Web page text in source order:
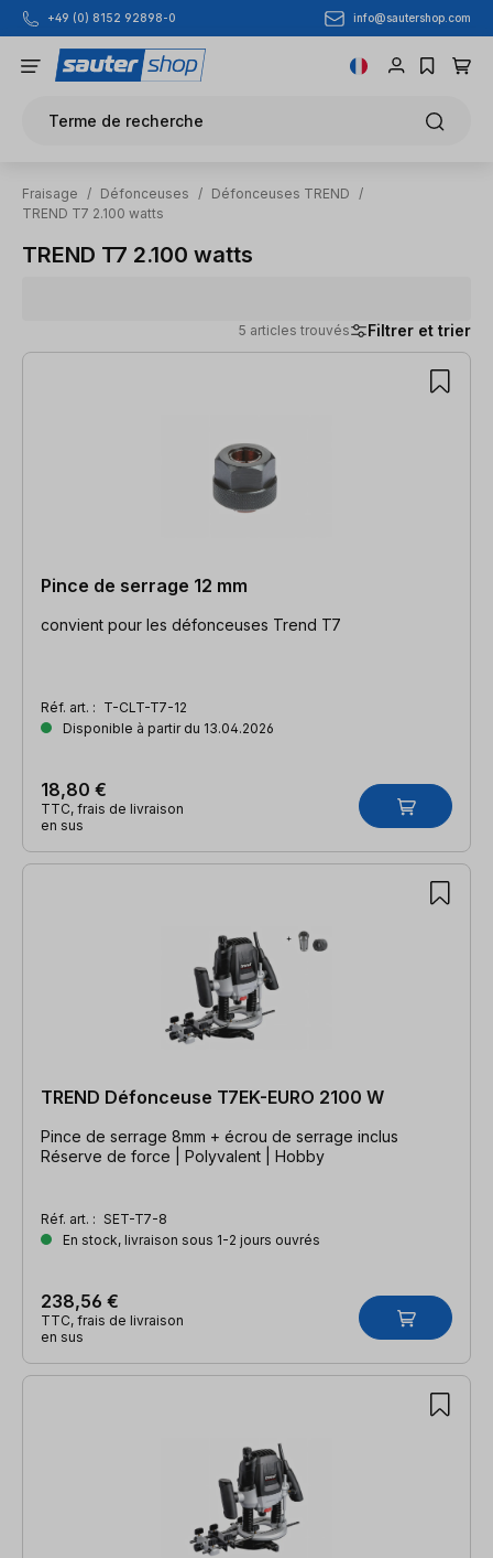
Passer au contenu principal
+49 (0) 8152 92898-0 info@sautershop.com
Terme de recherche
Fraisage / Défonceuses / Défonceuses TREND
/
TREND T7 2.100 watts
TREND T7 2.100 watts
5 articles trouvés Filtrer et trier
5 articles trouvés
Pince de serrage 12 mm
convient pour les défonceuses Trend T7
Réf. art. : T-CLT-T7-12
Disponible à partir du 13.04.2026
18,80 €
TTC, frais de livraison
en sus
TREND Défonceuse T7EK-EURO 2100 W
Pince de serrage 8mm + écrou de serrage inclus
Réserve de force | Polyvalent | Hobby
Réf. art. : SET-T7-8
En stock, livraison sous 1-2 jours ouvrés
238,56 €
TTC, frais de livraison
en sus